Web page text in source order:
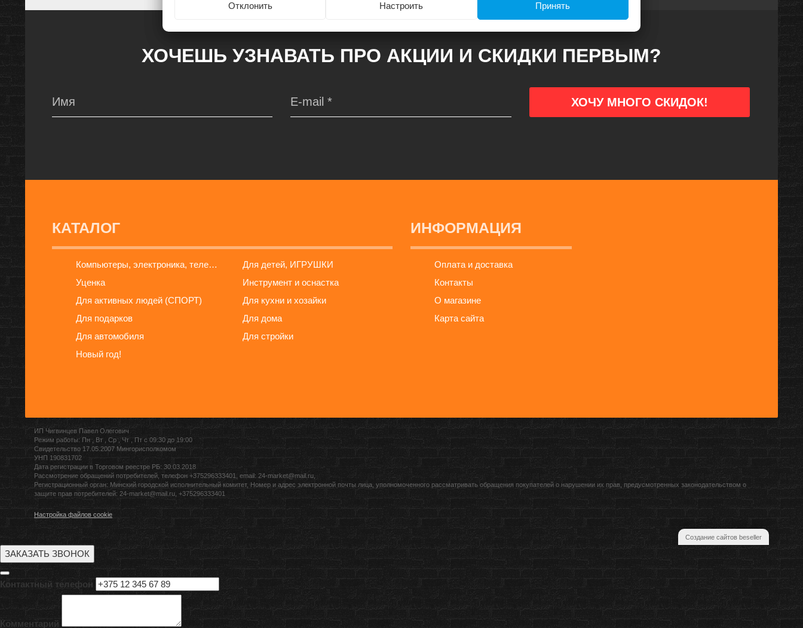
ХОЧЕШЬ УЗНАВАТЬ ПРО АКЦИИ И СКИДКИ ПЕРВЫМ?
КАТАЛОГ
Компьютеры, электроника, телефоны
Для детей, ИГРУШКИ
Уценка
Инструмент и оснастка
Для активных людей (СПОРТ)
Для кухни и хозайки
Для подарков
Для дома
Для автомобиля
Для стройки
Новый год!
ИНФОРМАЦИЯ
Оплата и доставка
Контакты
О магазине
Карта сайта
ИП Чигвинцев Павел Олегович
Режим работы: Пн , Вт , Ср , Чт , Пт c 09:30 до 19:00
Свидетельство 17.05.2007 Мингорисполкомом
УНП 190831702
Дата регистрации в Торговом реестре РБ: 30.03.2018
Рассмотрение обращений потребителей, телефон +375296333401, email: 24-market@mail.ru,
Регистрационный орган: Минский городской исполнительный комитет, Номер и адрес электронной почты лица, уполномоченного рассматривать обращения покупателей о нарушении их прав, предусмотренных законодательством о
защите прав потребителей: 24-market@mail.ru, +375296333401
Настройка файлов cookie
Создание сайтов beseller
Отклонить Настроить Принять
ЗАКАЗАТЬ ЗВОНОК
Контактный телефон
Комментарий